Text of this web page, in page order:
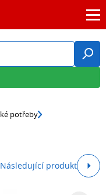
potřeby
Následující produkt